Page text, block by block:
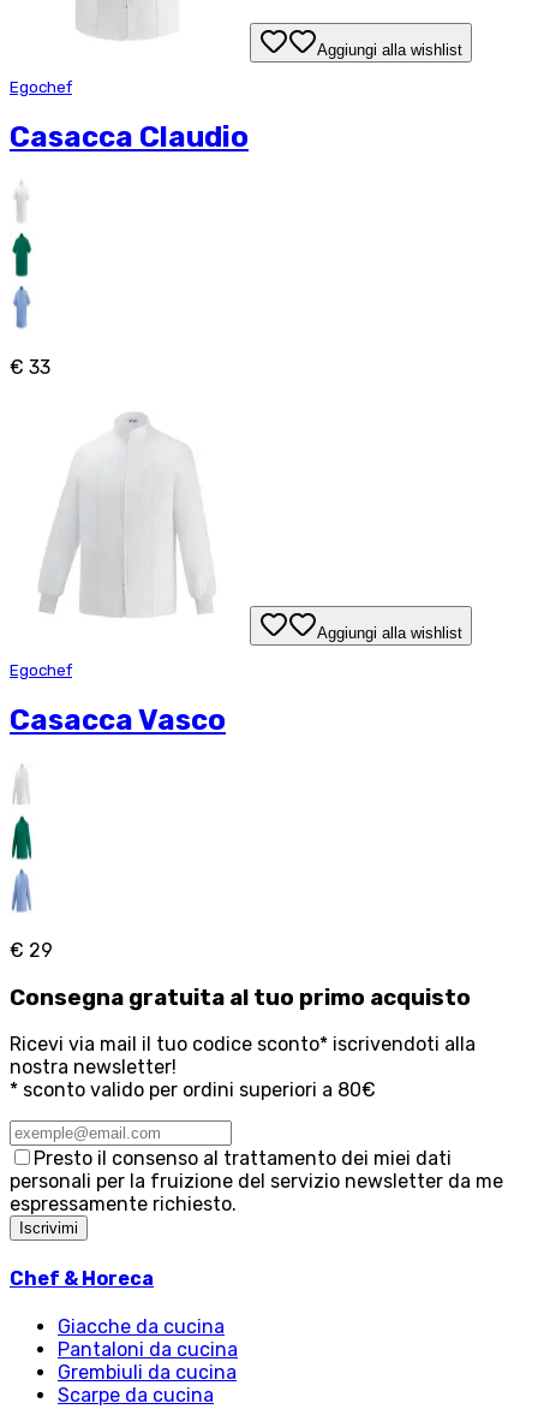
Aggiungi alla wishlist
Egochef
Casacca Claudio
€ 33
Aggiungi alla wishlist
Egochef
Casacca Vasco
€ 29
Consegna gratuita al tuo primo acquisto
Ricevi via mail il tuo codice sconto* iscrivendoti alla
nostra newsletter!
* sconto valido per ordini superiori a 80€
Presto il consenso al trattamento dei miei dati
personali per la fruizione del servizio newsletter da me
espressamente richiesto.
Iscrivimi
Chef & Horeca
Giacche da cucina
Pantaloni da cucina
Grembiuli da cucina
Scarpe da cucina